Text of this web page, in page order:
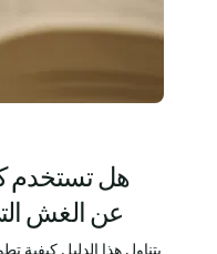
هل تستخدم
عن الغش
يتناول هذا الدليل